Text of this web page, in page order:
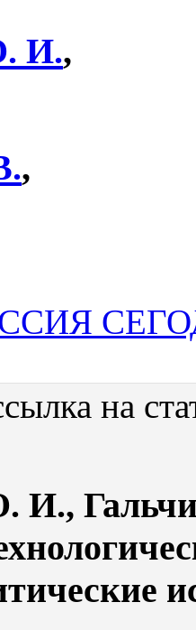
И.,
,
на
И.,